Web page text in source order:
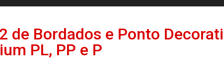
de Bordados e Ponto
PL, PP e P